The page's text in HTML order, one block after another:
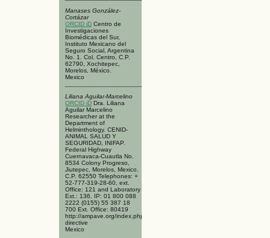
Manases González-
Cortázar
ORCID iD Centro de
Investigaciones
Biomédicas del Sur,
Instituto Mexicano del
Seguro Social, Argentina
No. 1. Col. Centro, C.P.
62790, Xochitepec,
Morelos, México.
Mexico
Liliana Aguilar-Marcelino
ORCID iD Dra. Liliana
Aguilar Marcelino
Researcher at the
Department of
Helminthology. CENID-
ANIMAL SALUD Y
SEGURIDAD, INIFAP.
Federal Highway
Cuernavaca-Cuautla No.
8534 Colony Progreso,
Jiutepec, Morelos, Mexico.
C.P. 62550 Telephones: +
52-777-319-28-60, ext.
Office: 121 and Laboratory
Ext.: 136. IP: 01 800 088
2222 (0155) 55 387 18
700 Ext. Office: 80419
http://ampave.org/index.php/consejo-
directive
Mexico